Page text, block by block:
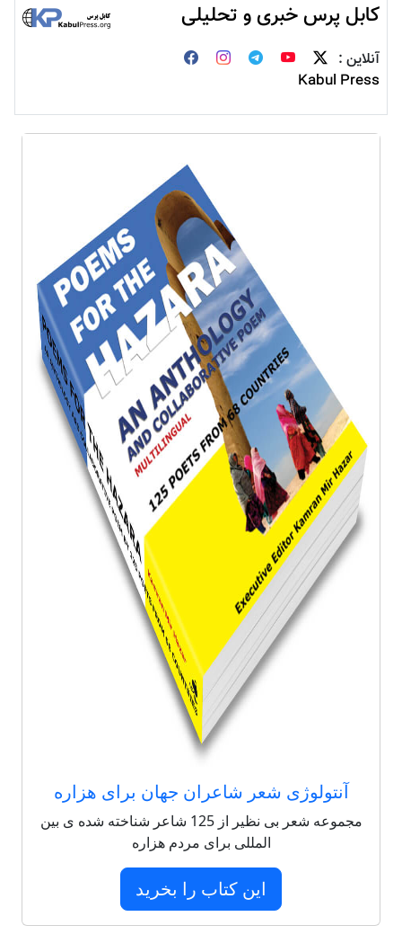
کابل پرس خبری و تحلیلی
آنلاین :
Kabul Press
آنتولوژی شعر شاعران جهان برای هزاره
مجموعه شعر بی نظیر از 125 شاعر شناخته شده ی بین
المللی برای مردم هزاره
این کتاب را بخرید